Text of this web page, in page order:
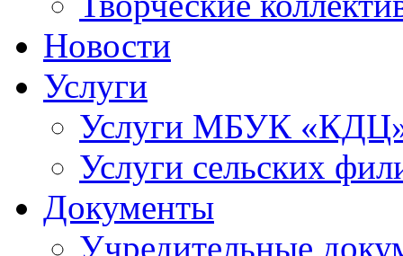
Новости
Услуги
Услуги МБУК
Услуги сельских
Документы
Учредительные